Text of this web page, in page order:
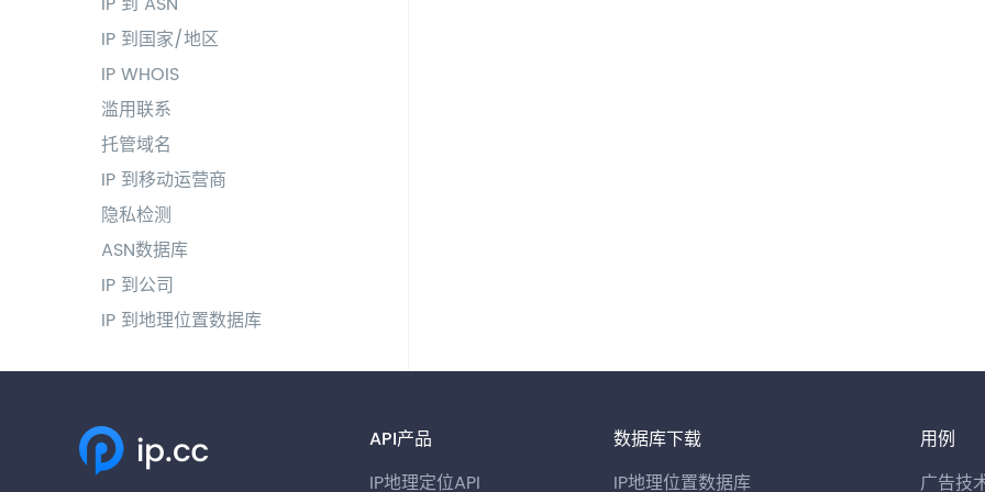
IP 到国家/地区
IP WHOIS
滥用联系
托管域名
IP 到移动运营商
隐私检测
ASN数据库
IP 到公司
IP 到地理位置数据库
API产品
IP地理定位API
数据库下载
IP地理位置数据库
用例
广告技